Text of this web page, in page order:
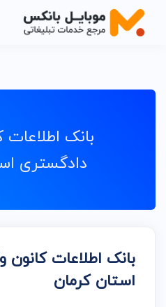
بانک اطلاعات
دادگستری
بانک اطلاعات
استان کرمان